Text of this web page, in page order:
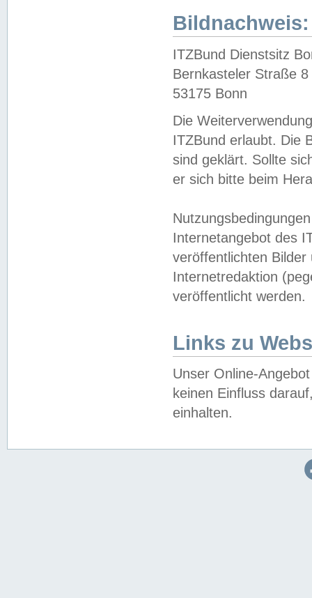
Bildnachweis:
ITZBund Dienstsitz
Bernkasteler Straße 8
53175 Bonn
Die
ITZBund erlaubt. Die
sind geklärt. Sollte
er sich bitte beim
Internetangebot des
veröffentlichten
Internetredaktion
veröffentlicht werden.
Links zu
Unser Online-
keinen Einfluss
einhalten.